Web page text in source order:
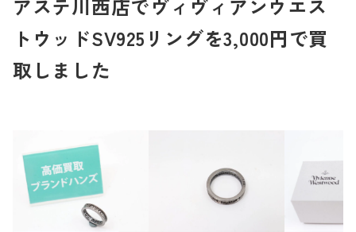
アステ川西店でヴィヴィアンウエス
トウッドSV925リングを3,000円で買
取しました